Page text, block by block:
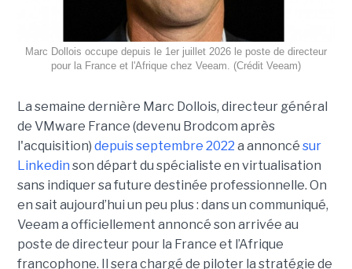
Marc Dollois occupe depuis le 1er juillet 2026 le poste de directeur
pour la France et l'Afrique chez Veeam. (Crédit Veeam)
La semaine dernière Marc Dollois, directeur général
de VMware France (devenu Brodcom après
l'acquisition) depuis septembre 2022 a annoncé sur
Linkedin son départ du spécialiste en virtualisation
sans indiquer sa future destinée professionnelle. On
en sait aujourd’hui un peu plus : dans un communiqué,
Veeam a officiellement annoncé son arrivée au
poste de directeur pour la France et l’Afrique
francophone. Il sera chargé de piloter la stratégie de